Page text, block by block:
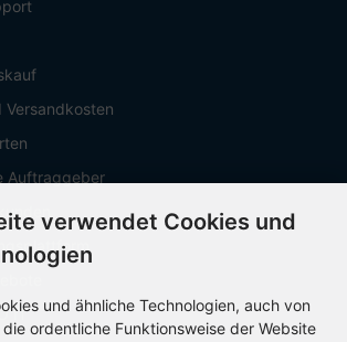
Versandkosten
Auftraggeber
IT
verwendet Cookies und
und ähnliche Technologien, auch von
ordentliche Funktionsweise der Website